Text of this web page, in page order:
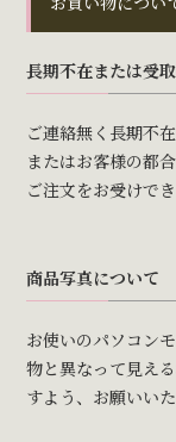
長期不在または受
ご連絡無く長期不
またはお客様の都
ご注文をお受けで
商品写真について
お使いのパソコン
物と異なって見え
すよう、お願いいた